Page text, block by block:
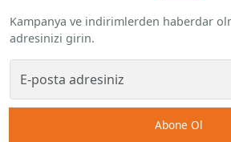
Kampanya ve indirimlerden haberdar
adresinizi girin.
Abone Ol